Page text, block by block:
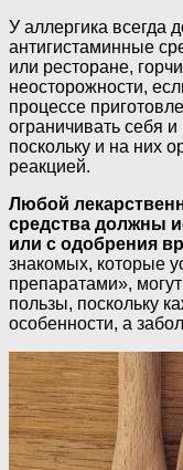
У аллергика всегда
антигистаминные
или ресторане,
неосторожности,
процессе
ограничивать себя
поскольку и на них
реакцией.
Любой
средства должны
или с одобрения
знакомых, которые
препаратами»,
пользы, поскольку
особенности, а